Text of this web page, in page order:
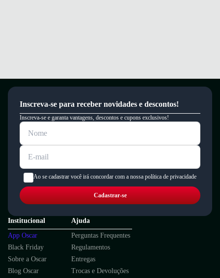
Inscreva-se para receber novidades e descontos!
Inscreva-se e garanta vantagens, descontos e cupons exclusivos!
Ao se cadastrar você irá concordar com a nossa política de privacidade
Cadastrar-se
Institucional
App Oscar
Black Friday
Sobre a Oscar
Blog Oscar
Ajuda
Perguntas Frequentes
Regulamentos
Entregas
Trocas e Devoluções